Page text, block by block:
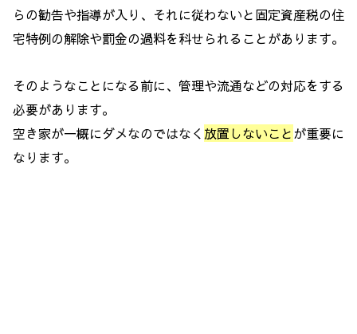
らの勧告や指導が入り、それに従わないと固定資産税の住
宅特例の解除や罰金の過料を科せられることがあります。
そのようなことになる前に、管理や流通などの対応をする
必要があります。
空き家が一概にダメなのではなく 放置しないことが重要に
なります。